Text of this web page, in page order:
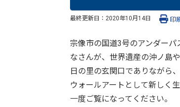
最終更新日： 2020年10月14日 印
宗像市の国道3号のアンダー
なさんが、世界遺産の沖ノ島
日の里の玄関口でありながら
ウォールアートとして新しく
一度ご覧になってください。